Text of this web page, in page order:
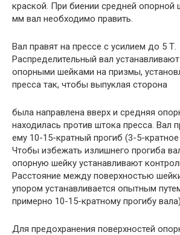
краской. При биении средней опорной
мм вал необходимо править.
Вал правят на прессе с усилием до 5 Т.
Распределительный вал
опорными шейками на призмы,
пресса так, чтобы выпуклая сторона
была направлена вверх и средняя
находилась против штока пресса. Вал
ему 10-15-кратный прогиб (3-5-
Чтобы избежать излишнего прогиба
опорную шейку устанавливают
Расстояние между поверхностью
упором устанавливается опытным
примерно 10-15-кратному прогибу
Для предохранения поверхностей